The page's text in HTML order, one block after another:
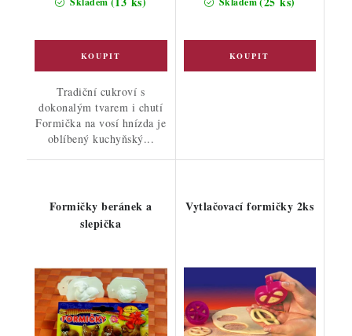
Tradiční cukroví s
dokonalým tvarem i chutí
Formička na vosí hnízda je
oblíbený kuchyňský...
Formičky beránek a
slepička
Vytlačovací formičky 2ks